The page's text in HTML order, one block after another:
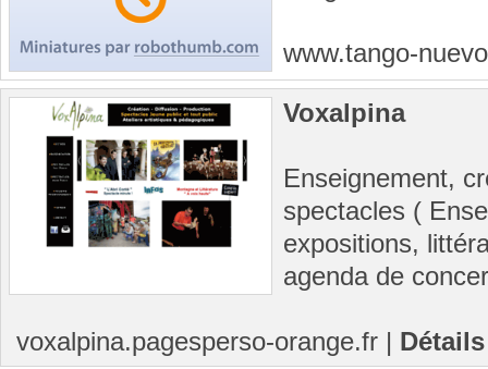
www.tango-
Voxalpina
Enseignement,
spectacles (
expositions,
agenda de
voxalpina.pagesperso-orange.fr | Détails